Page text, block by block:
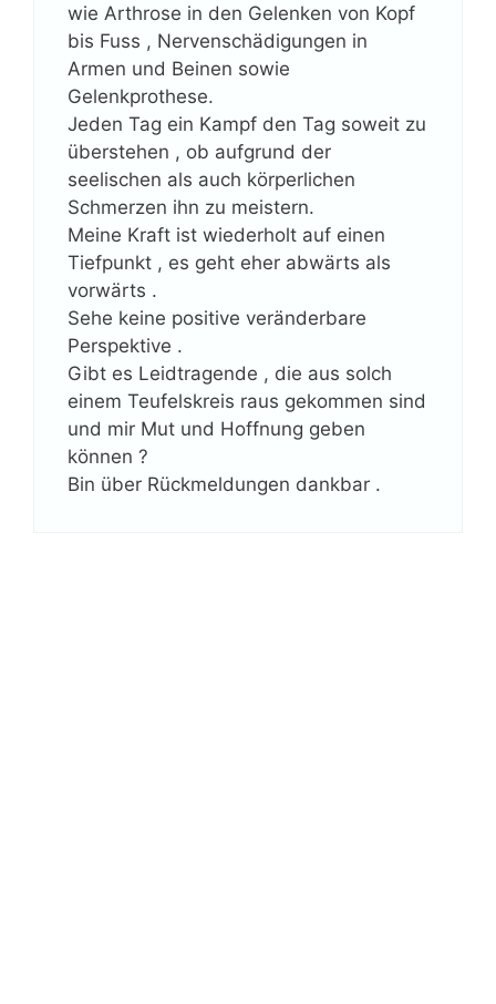
wie Arthrose in den Gelenken von Kopf
bis Fuss , Nervenschädigungen in
Armen und Beinen sowie
Gelenkprothese.
Jeden Tag ein Kampf den Tag soweit zu
überstehen , ob aufgrund der
seelischen als auch körperlichen
Schmerzen ihn zu meistern.
Meine Kraft ist wiederholt auf einen
Tiefpunkt , es geht eher abwärts als
vorwärts .
Sehe keine positive veränderbare
Perspektive .
Gibt es Leidtragende , die aus solch
einem Teufelskreis raus gekommen sind
und mir Mut und Hoffnung geben
können ?
Bin über Rückmeldungen dankbar .